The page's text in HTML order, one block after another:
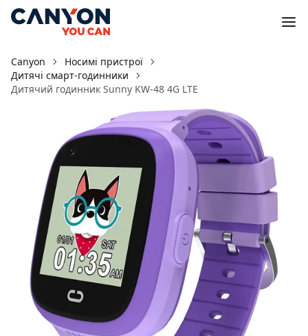
Canyon
Носимі пристрої
Дитячі смарт-годинники
Дитячий годинник Sunny KW-48 4G LTE